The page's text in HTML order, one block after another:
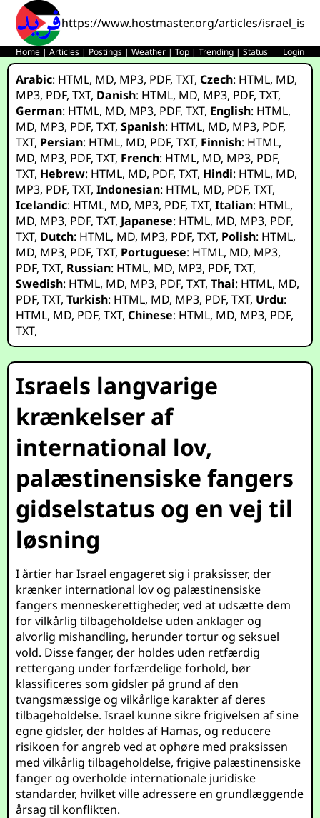
https://www.hostmaster.org/articles/
Home |Articles | Postings |Weather |Top |Trending |Status Login
Arabic: HTML, MD, MP3, PDF,TXT,Czech: HTML, MD,
MP3, PDF,TXT, Danish: HTML, MD, MP3, PDF,TXT,
German: HTML, MD, MP3, PDF,TXT, English: HTML,
MD, MP3, PDF,TXT,Spanish: HTML, MD, MP3, PDF,
TXT, Persian: HTML, MD, PDF,TXT, Finnish: HTML,
MD, MP3, PDF,TXT, French: HTML, MD, MP3, PDF,
TXT, Hebrew: HTML, MD, PDF,TXT, Hindi: HTML, MD,
MP3, PDF,TXT,Indonesian: HTML, MD, PDF,TXT,
Icelandic: HTML, MD, MP3, PDF,TXT,Italian: HTML,
MD, MP3, PDF,TXT, Japanese: HTML, MD, MP3, PDF,
TXT, Dutch: HTML, MD, MP3, PDF,TXT, Polish: HTML,
MD, MP3, PDF,TXT, Portuguese: HTML, MD, MP3,
PDF,TXT, Russian: HTML, MD, MP3, PDF,TXT,
Swedish: HTML, MD, MP3, PDF,TXT,Thai: HTML, MD,
PDF,TXT,Turkish: HTML, MD, MP3, PDF,TXT, Urdu:
HTML, MD, PDF,TXT,Chinese: HTML, MD, MP3, PDF,
TXT,
Israels langvarige
krænkelser af
international lov,
palæstinensiske fangers
gidselstatus og en vej til
løsning
I årtier har Israel engageret sig i praksisser, der
krænker international lov og palæstinensiske
fangers menneskerettigheder, ved at udsætte dem
for vilkårlig tilbageholdelse uden anklager og
alvorlig mishandling, herunder tortur og seksuel
vold. Disse fanger, der holdes uden retfærdig
rettergang under forfærdelige forhold, bør
klassificeres som gidsler på grund af den
tvangsmæssige og vilkårlige karakter af deres
tilbageholdelse. Israel kunne sikre frigivelsen af sine
egne gidsler, der holdes af Hamas, og reducere
risikoen for angreb ved at ophøre med praksissen
med vilkårlig tilbageholdelse, frigive palæstinensiske
fanger og overholde internationale juridiske
standarder, hvilket ville adressere en grundlæggende
årsag til konflikten.